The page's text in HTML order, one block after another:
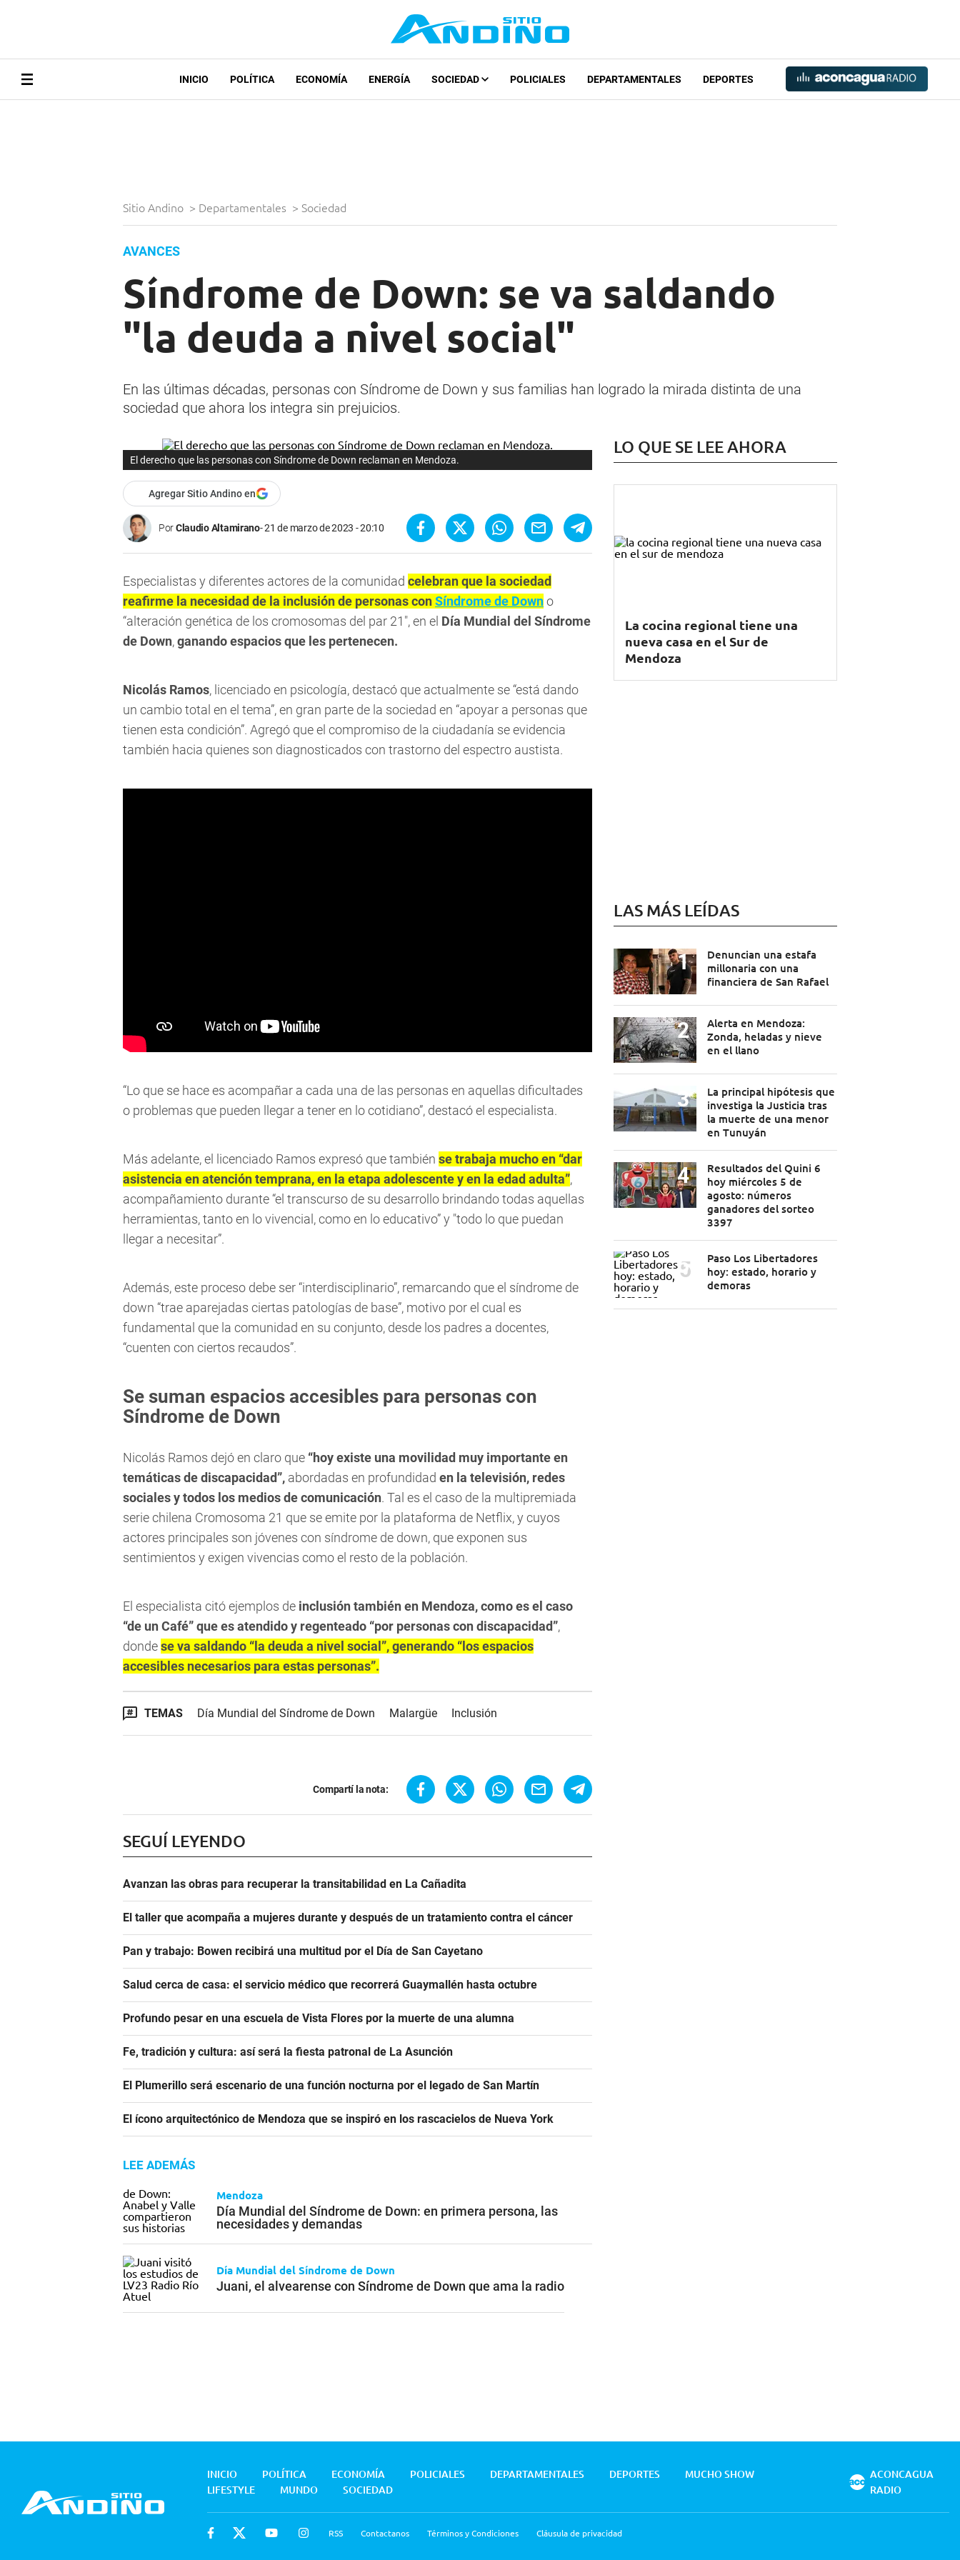
INICIO POLÍTICA ECONOMÍA ENERGÍA SOCIEDAD POLICIALES DEPARTAMENTALES DEPORTES
Sitio Andino > Departamentales > Sociedad
AVANCES
Síndrome de Down: se va saldando
"la deuda a nivel social"
En las últimas décadas, personas con Síndrome de Down y sus familias han logrado la mirada distinta de una
sociedad que ahora los integra sin prejuicios.
El derecho que las personas con Síndrome de Down reclaman en Mendoza.
Agregar Sitio Andino en
PorClaudio Altamirano 21 de marzo de 2023 - 20:10
Especialistas y diferentes actores de la comunidad celebran que la sociedad
reafirme la necesidad de la inclusión de personas con Síndrome de Downo
“alteración genética de los cromosomas del par 21", en el Día Mundial del Síndrome
de Down,ganando espacios que les pertenecen.
Nicolás Ramos, licenciado en psicología, destacó que actualmente se “está dando
un cambio total en el tema”, en gran parte de la sociedad en “apoyar a personas que
tienen esta condición”. Agregó que el compromiso de la ciudadanía se evidencia
también hacia quienes son diagnosticados con trastorno del espectro austista.
“Lo que se hace es acompañar a cada una de las personas en aquellas dificultades
o problemas que pueden llegar a tener en lo cotidiano”, destacó el especialista.
Más adelante, el licenciado Ramos expresó que también se trabaja mucho en “dar
asistencia en atención temprana, en la etapa adolescente y en la edad adulta”,
acompañamiento durante “el transcurso de su desarrollo brindando todas aquellas
herramientas, tanto en lo vivencial, como en lo educativo” y "todo lo que puedan
llegar a necesitar”.
Además, este proceso debe ser “interdisciplinario”, remarcando que el síndrome de
down “trae aparejadas ciertas patologías de base”, motivo por el cual es
fundamental que la comunidad en su conjunto, desde los padres a docentes,
“cuenten con ciertos recaudos”.
Se suman espacios accesibles para personas con
Síndrome de Down
Nicolás Ramos dejó en claro que “hoy existe una movilidad muy importante en
temáticas de discapacidad”, abordadas en profundidad en la televisión, redes
sociales y todos los medios de comunicación. Tal es el caso de la multipremiada
serie chilena Cromosoma 21 que se emite por la plataforma de Netflix, y cuyos
actores principales son jóvenes con síndrome de down, que exponen sus
sentimientos y exigen vivencias como el resto de la población.
El especialista citó ejemplos de inclusión también en Mendoza, como es el caso
“de un Café” que es atendido y regenteado “por personas con discapacidad”,
dondese va saldando “la deuda a nivel social”, generando “los espacios
accesibles necesarios para estas personas”.
TEMAS Día Mundial del Síndrome de Down Malargüe Inclusión
Compartí la nota:
SEGUÍ LEYENDO
Avanzan las obras para recuperar la transitabilidad en La Cañadita
El taller que acompaña a mujeres durante y después de un tratamiento contra el cáncer
Pan y trabajo: Bowen recibirá una multitud por el Día de San Cayetano
Salud cerca de casa: el servicio médico que recorrerá Guaymallén hasta octubre
Profundo pesar en una escuela de Vista Flores por la muerte de una alumna
Fe, tradición y cultura: así será la fiesta patronal de La Asunción
El Plumerillo será escenario de una función nocturna por el legado de San Martín
El ícono arquitectónico de Mendoza que se inspiró en los rascacielos de Nueva York
LEE ADEMÁS
Mendoza
Día Mundial del Síndrome de Down: en primera persona, las
necesidades y demandas
Día Mundial del Síndrome de Down
Juani, el alvearense con Síndrome de Down que ama la radio
LO QUE SE LEE AHORA
La cocina regional tiene una
nueva casa en el Sur de
Mendoza
LAS MÁS LEÍDAS
Denuncian una estafa
millonaria con una
financiera de San Rafael
Alerta en Mendoza:
Zonda, heladas y nieve
en el llano
La principal hipótesis que
investiga la Justicia tras
la muerte de una menor
en Tunuyán
Resultados del Quini 6
hoy miércoles 5 de
agosto: números
ganadores del sorteo
3397
Paso Los Libertadores
hoy: estado, horario y
demoras
INICIO POLÍTICA ECONOMÍA POLICIALES DEPARTAMENTALES DEPORTES
MUCHO SHOW
LIFESTYLE
MUNDO SOCIEDAD
RSS Contactanos Términos y Condiciones Cláusula de privacidad
ACONCAGUA
RADIO